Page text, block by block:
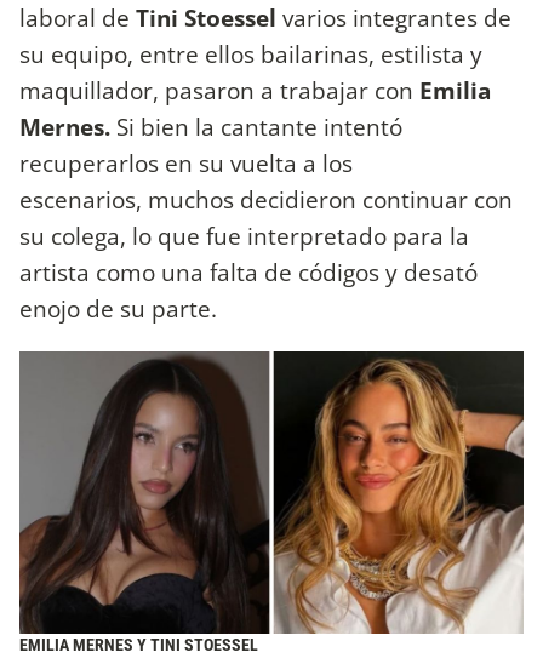
laboral de Tini Stoessel varios integrantes de
su equipo, entre ellos bailarinas, estilista y
maquillador, pasaron a trabajar con Emilia
Mernes. Si bien la cantante intentó
recuperarlos en su vuelta a los
escenarios, muchos decidieron continuar con
su colega, lo que fue interpretado para la
artista como una falta de códigos y desató
enojo de su parte.
EMILIA MERNES Y TINI STOESSEL